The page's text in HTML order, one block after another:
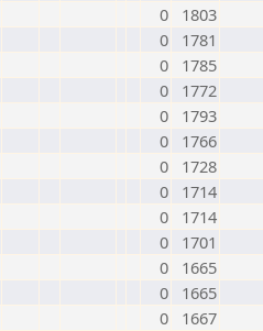
0
1803
0
1781
0
1785
0
1772
0
1793
0
1766
0
1728
0
1714
0
1714
0
1701
0
1665
0
1665
0
1667